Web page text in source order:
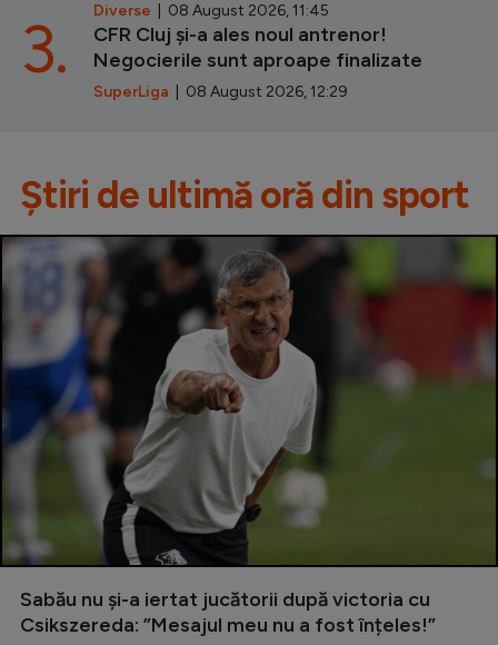
Diverse | 08 August 2026, 11:45
CFR Cluj și-a ales noul antrenor!
Negocierile sunt aproape finalizate
SuperLiga | 08 August 2026, 12:29
3.
Știri de ultimă oră din sport
Sabău nu și-a iertat jucătorii după victoria cu
Csikszereda: ”Mesajul meu nu a fost înțeles!”